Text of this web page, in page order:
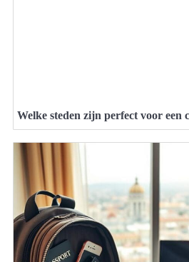
Welke steden zijn perfect voor een